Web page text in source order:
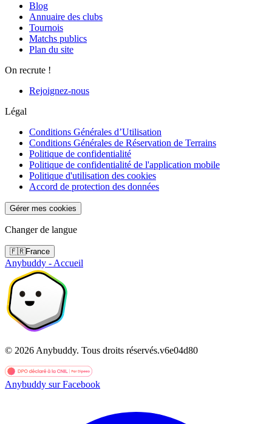
Blog
Annuaire des clubs
Tournois
Matchs publics
Plan du site
On recrute !
Rejoignez-nous
Légal
Conditions Générales d’Utilisation
Conditions Générales de Réservation de Terrains
Politique de confidentialité
Politique de confidentialité de l'application mobile
Politique d'utilisation des cookies
Accord de protection des données
Gérer mes cookies
Changer de langue
🇫🇷France
Anybuddy - Accueil
© 2026 Anybuddy. Tous droits réservés.v6e04d80
Anybuddy sur Facebook